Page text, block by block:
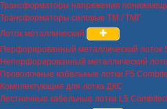
Трансформаторы напряжения
Трансформаторы силовые ТМ / ТМГ
Лоток металлический
Перфорированный металлический лоток
Неперфорированный металлический
Проволочные кабельные лотки F5
Комплектующие для лотка ДКС
Лестничные кабельные лотки L5